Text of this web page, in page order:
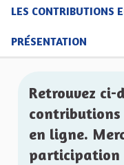
LES CONTRIBUTIONS
PRÉSENTATION
Retrouvez ci-
contributions
en ligne.
participation